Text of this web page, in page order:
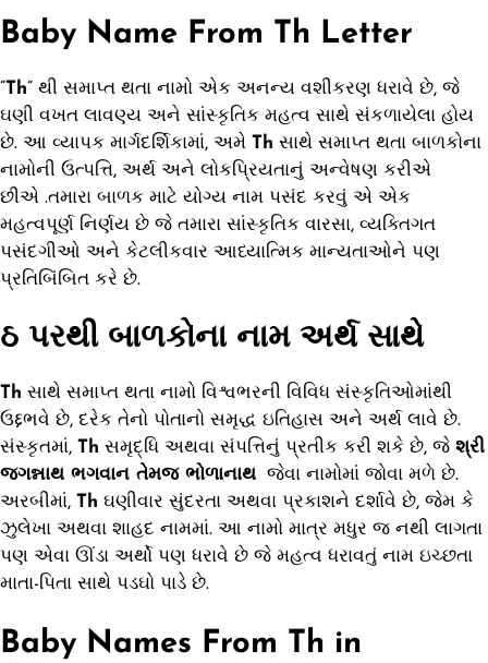
Baby Name From Th Letter
“Th” થી સમાપ્ત થતા નામો એક અનન્ય વશીકરણ ધરાવે છે, જે
ઘણી વખત લાવણ્ય અને સાંસ્કૃતિક મહત્વ સાથે સંકળાયેલા હોય
છે. આ વ્યાપક માર્ગદર્શિકામાં, અમે Th સાથે સમાપ્ત થતા બાળકોના
નામોની ઉત્પત્તિ, અર્થ અને લોકપ્રિયતાનું અન્વેષણ કરીએ
છીએ .તમારા બાળક માટે યોગ્ય નામ પસંદ કરવું એ એક
મહત્વપૂર્ણ નિર્ણય છે જે તમારા સાંસ્કૃતિક વારસા, વ્યક્તિગત
પસંદગીઓ અને કેટલીકવાર આધ્યાત્મિક માન્યતાઓને પણ
પ્રતિબિંબિત કરે છે.
ઠ પરથી બાળકોના નામ અર્થ સાથે
Th સાથે સમાપ્ત થતા નામો વિશ્વભરની વિવિધ સંસ્કૃતિઓમાંથી
ઉદ્દભવે છે, દરેક તેનો પોતાનો સમૃદ્ધ ઇતિહાસ અને અર્થ લાવે છે.
સંસ્કૃતમાં, Th સમૃદ્ધિ અથવા સંપત્તિનું પ્રતીક કરી શકે છે, જે શ્રી
જગન્નાથ ભગવાન તેમજ ભોળાનાથ જેવા નામોમાં જોવા મળે છે.
અરબીમાં, Th ઘણીવાર સુંદરતા અથવા પ્રકાશને દર્શાવે છે, જેમ કે
ઝુલેખા અથવા શાહદ નામમાં. આ નામો માત્ર મધુર જ નથી લાગતા
પણ એવા ઊંડા અર્થો પણ ધરાવે છે જે મહત્વ ધરાવતું નામ ઇચ્છતા
માતા-પિતા સાથે પડઘો પાડે છે.
Baby Names From Th in